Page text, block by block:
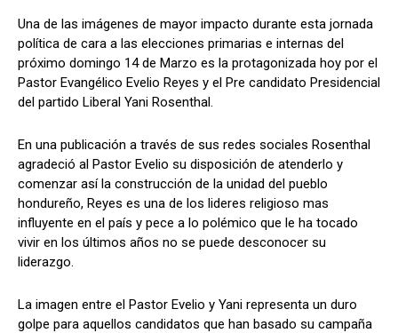
Comparta
WhatsApp
Síganos
Comparta
WhatsApp
Síganos
Una de las imágenes de mayor impacto durante esta jornada
política de cara a las elecciones primarias e internas del
próximo domingo 14 de Marzo es la protagonizada hoy por el
Pastor Evangélico Evelio Reyes y el Pre candidato Presidencial
del partido Liberal Yani Rosenthal.
En una publicación a través de sus redes sociales Rosenthal
agradeció al Pastor Evelio su disposición de atenderlo y
comenzar así la construcción de la unidad del pueblo
hondureño, Reyes es una de los lideres religioso mas
influyente en el país y pece a lo polémico que le ha tocado
vivir en los últimos años no se puede desconocer su
liderazgo.
La imagen entre el Pastor Evelio y Yani representa un duro
golpe para aquellos candidatos que han basado su campaña